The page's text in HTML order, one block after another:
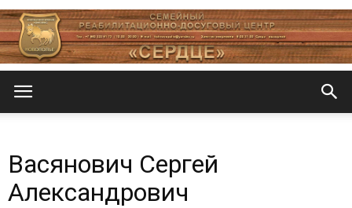
«СеРДЦе»
Васянович Сергей
Александрович